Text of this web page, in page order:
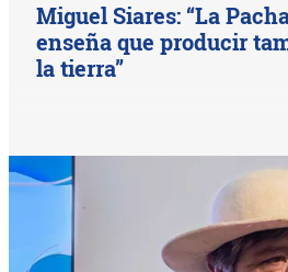
Miguel Siares: “La
enseña que producir
la tierra”